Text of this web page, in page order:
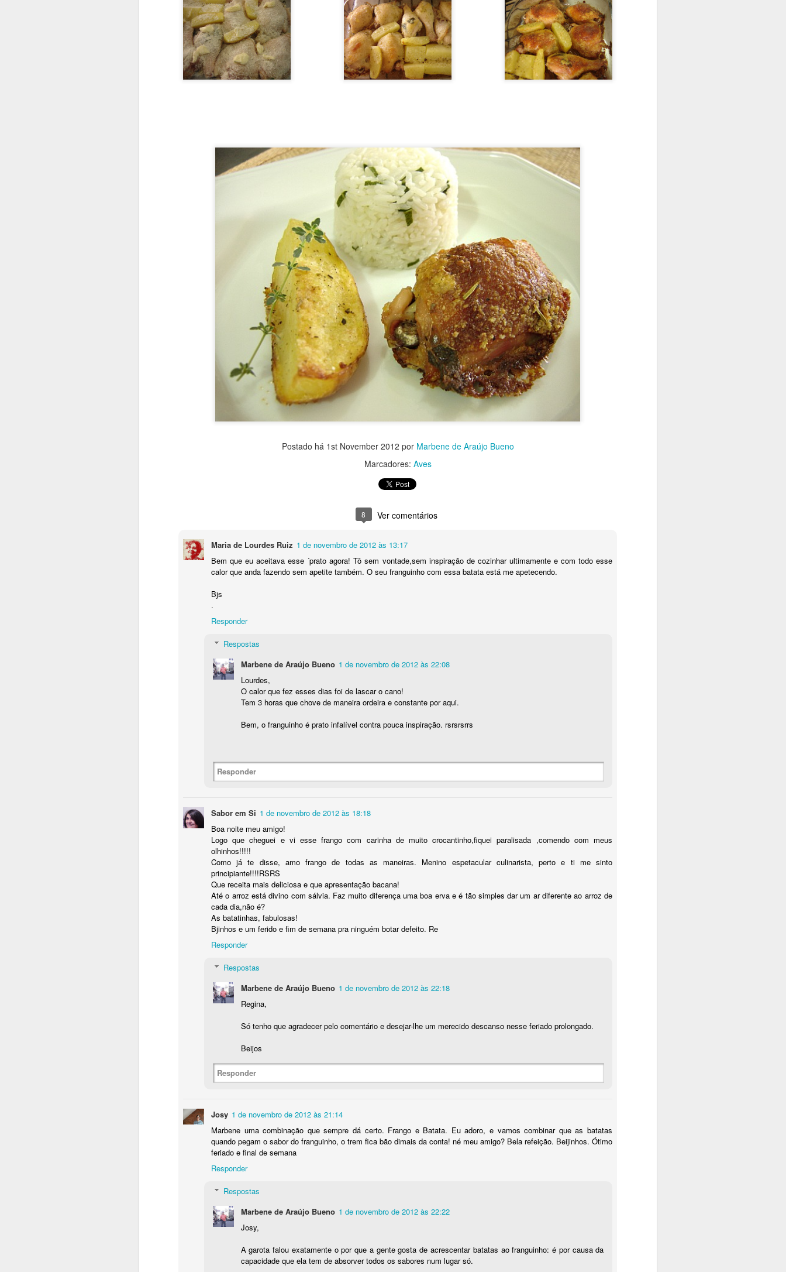
Postado há 1st November 2012 por Marbene de Araújo Bueno
Marcadores: Aves
8 Ver comentários
Maria de Lourdes Ruiz 1 de novembro de 2012 às 13:17
Bem que eu aceitava esse ´prato agora! Tô sem vontade,sem inspiração de cozinhar ultimamente e com todo esse
calor que anda fazendo sem apetite também. O seu franguinho com essa batata está me apetecendo.
Bjs
.
Responder
Respostas
Marbene de Araújo Bueno 1 de novembro de 2012 às 22:08
Lourdes,
O calor que fez esses dias foi de lascar o cano!
Tem 3 horas que chove de maneira ordeira e constante por aqui.
Bem, o franguinho é prato infalível contra pouca inspiração. rsrsrsrrs
Responder
Sabor em Si 1 de novembro de 2012 às 18:18
Boa noite meu amigo!
Logo que cheguei e vi esse frango com carinha de muito crocantinho,fiquei paralisada ,comendo com meus
olhinhos!!!!!
Como já te disse, amo frango de todas as maneiras. Menino espetacular culinarista, perto e ti me sinto
principiante!!!!RSRS
Que receita mais deliciosa e que apresentação bacana!
Até o arroz está divino com sálvia. Faz muito diferença uma boa erva e é tão simples dar um ar diferente ao arroz de
cada dia,não é?
As batatinhas, fabulosas!
Bjinhos e um ferido e fim de semana pra ninguém botar defeito. Re
Responder
Respostas
Marbene de Araújo Bueno 1 de novembro de 2012 às 22:18
Regina,
Só tenho que agradecer pelo comentário e desejar-lhe um merecido descanso nesse feriado prolongado.
Beijos
Responder
Josy 1 de novembro de 2012 às 21:14
Marbene uma combinação que sempre dá certo. Frango e Batata. Eu adoro, e vamos combinar que as batatas
quando pegam o sabor do franguinho, o trem fica bão dimais da conta! né meu amigo? Bela refeição. Beijinhos. Ótimo
feriado e final de semana
Responder
Respostas
Marbene de Araújo Bueno 1 de novembro de 2012 às 22:22
Josy,
A garota falou exatamente o por que a gente gosta de acrescentar batatas ao franguinho: é por causa da
capacidade que ela tem de absorver todos os sabores num lugar só.
Usando um garfo em movimentos circulares, misture aos poucos incorporando a farinha ao líquido. Adicione os
ovos um a um - depois, sove bem a massa até que solte das mãos.
Massa bem macia.
Cubra a bacia com um pano úmido e deixe crescer em local sem corrente de ar por 1 hora.
Despeje a massa numa superfície enfarinhada, retire o excesso de ar, depois corte-a no tamanho que achar mais
conveniente, modele sem amassar ou cilindrar e coloque em assadeiras para pães de forma untadas e
polvilhadas com farinha de trigo. Deixe crescer novamente até que dobre de tamanho.
PÃO DE BANANA DA TERRA